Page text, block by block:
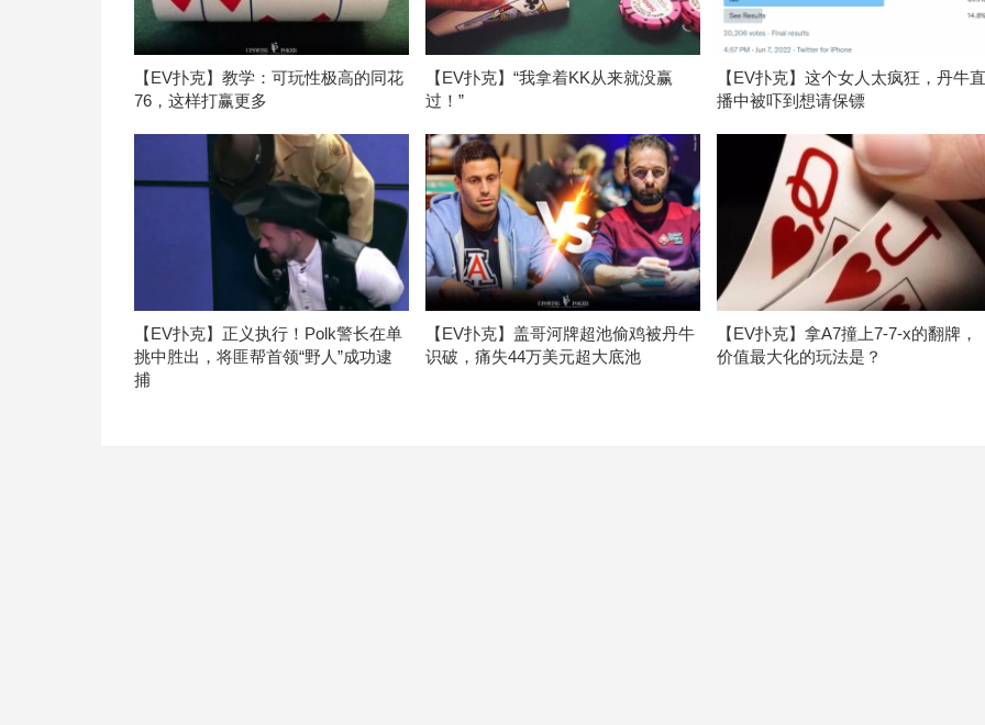
【EV扑克】教学：可玩性极高的同花
76，这样打赢更多
【EV扑克】“我拿着KK从来就没赢
过！”
【EV扑克】这个女人太疯狂，丹牛
播中被吓到想请保镖
【EV扑克】正义执行！Polk警长在单
挑中胜出，将匪帮首领“野人”成功逮
捕
【EV扑克】盖哥河牌超池偷鸡被丹牛
识破，痛失44万美元超大底池
【EV扑克】拿A7撞上7-7-x的翻牌，
价值最大化的玩法是？